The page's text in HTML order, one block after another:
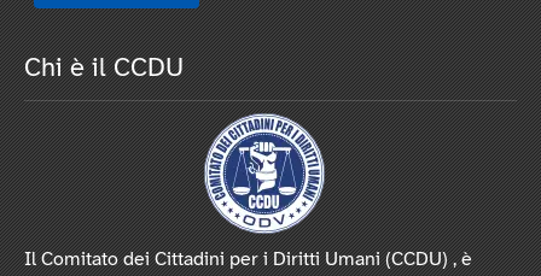
Chi è il CCDU
Il Comitato dei Cittadini per i Diritti Umani (CCDU) , è